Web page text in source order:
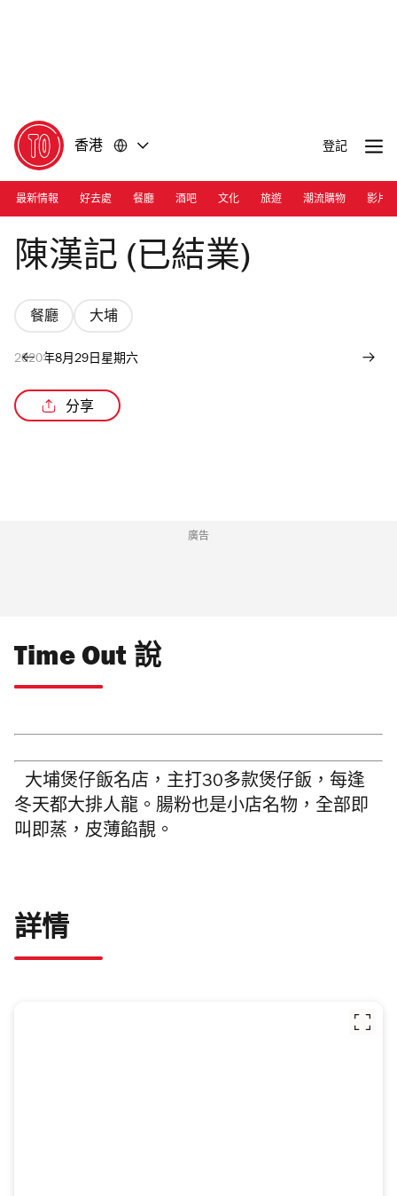
香港 登記
最新情報 好去處 餐廳 酒吧 文化 旅遊 潮流購物 影片
Photograph: Nicholas Wong
陳漢記 (已結業)
餐廳 大埔
2020年8月29日星期六
分享
廣告
Time Out 說
大埔煲仔飯名店，主打30多款煲仔飯， 每逢
冬天都大排人龍。腸粉也是小店名物，全部即
叫即蒸，皮薄餡靚。
詳情